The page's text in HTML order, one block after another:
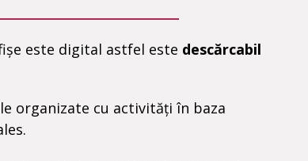
este digital astfel este descărcabil
organizate cu activități în baza